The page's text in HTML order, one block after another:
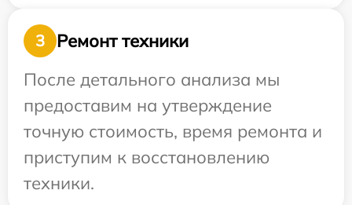
3
Ремонт техники
После детального анализа мы
предоставим на утверждение
точную стоимость, время ремонта и
приступим к восстановлению
техники.